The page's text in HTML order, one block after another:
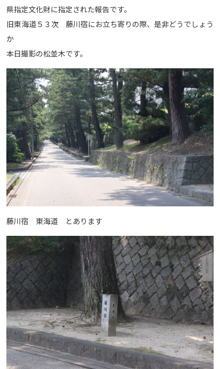
県指定文化財に指定された報告です。
旧東海道５３次 藤川宿にお立ち寄りの際、是非どうでしょう
か
本日撮影の松並木です。
藤川宿 東海道 とあります